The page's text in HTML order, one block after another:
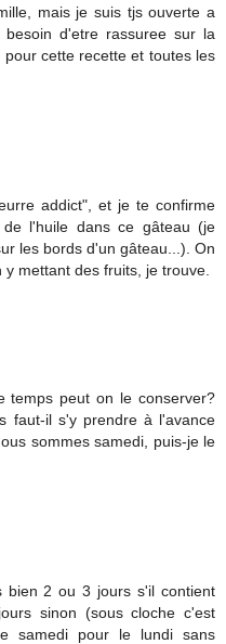
mais je suis tjs ouverte a
besoin d'etre rassuree sur la
cette recette et toutes les
addict", et je te confirme
l'huile dans ce gâteau (je
les bords d'un gâteau...). On
mettant des fruits, je trouve.
temps peut on le conserver?
faut-il s'y prendre à l'avance
sommes samedi, puis-je le
bien 2 ou 3 jours s'il contient
sinon (sous cloche c'est
samedi pour le lundi sans